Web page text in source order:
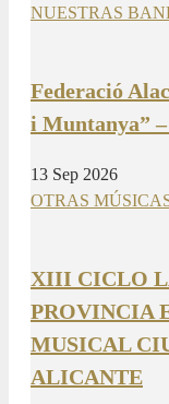
NUESTRAS
Federació
i Muntanya”
13 Sep 2026
OTRAS
XIII CICLO
PROVINCIA
MUSICAL
ALICANTE